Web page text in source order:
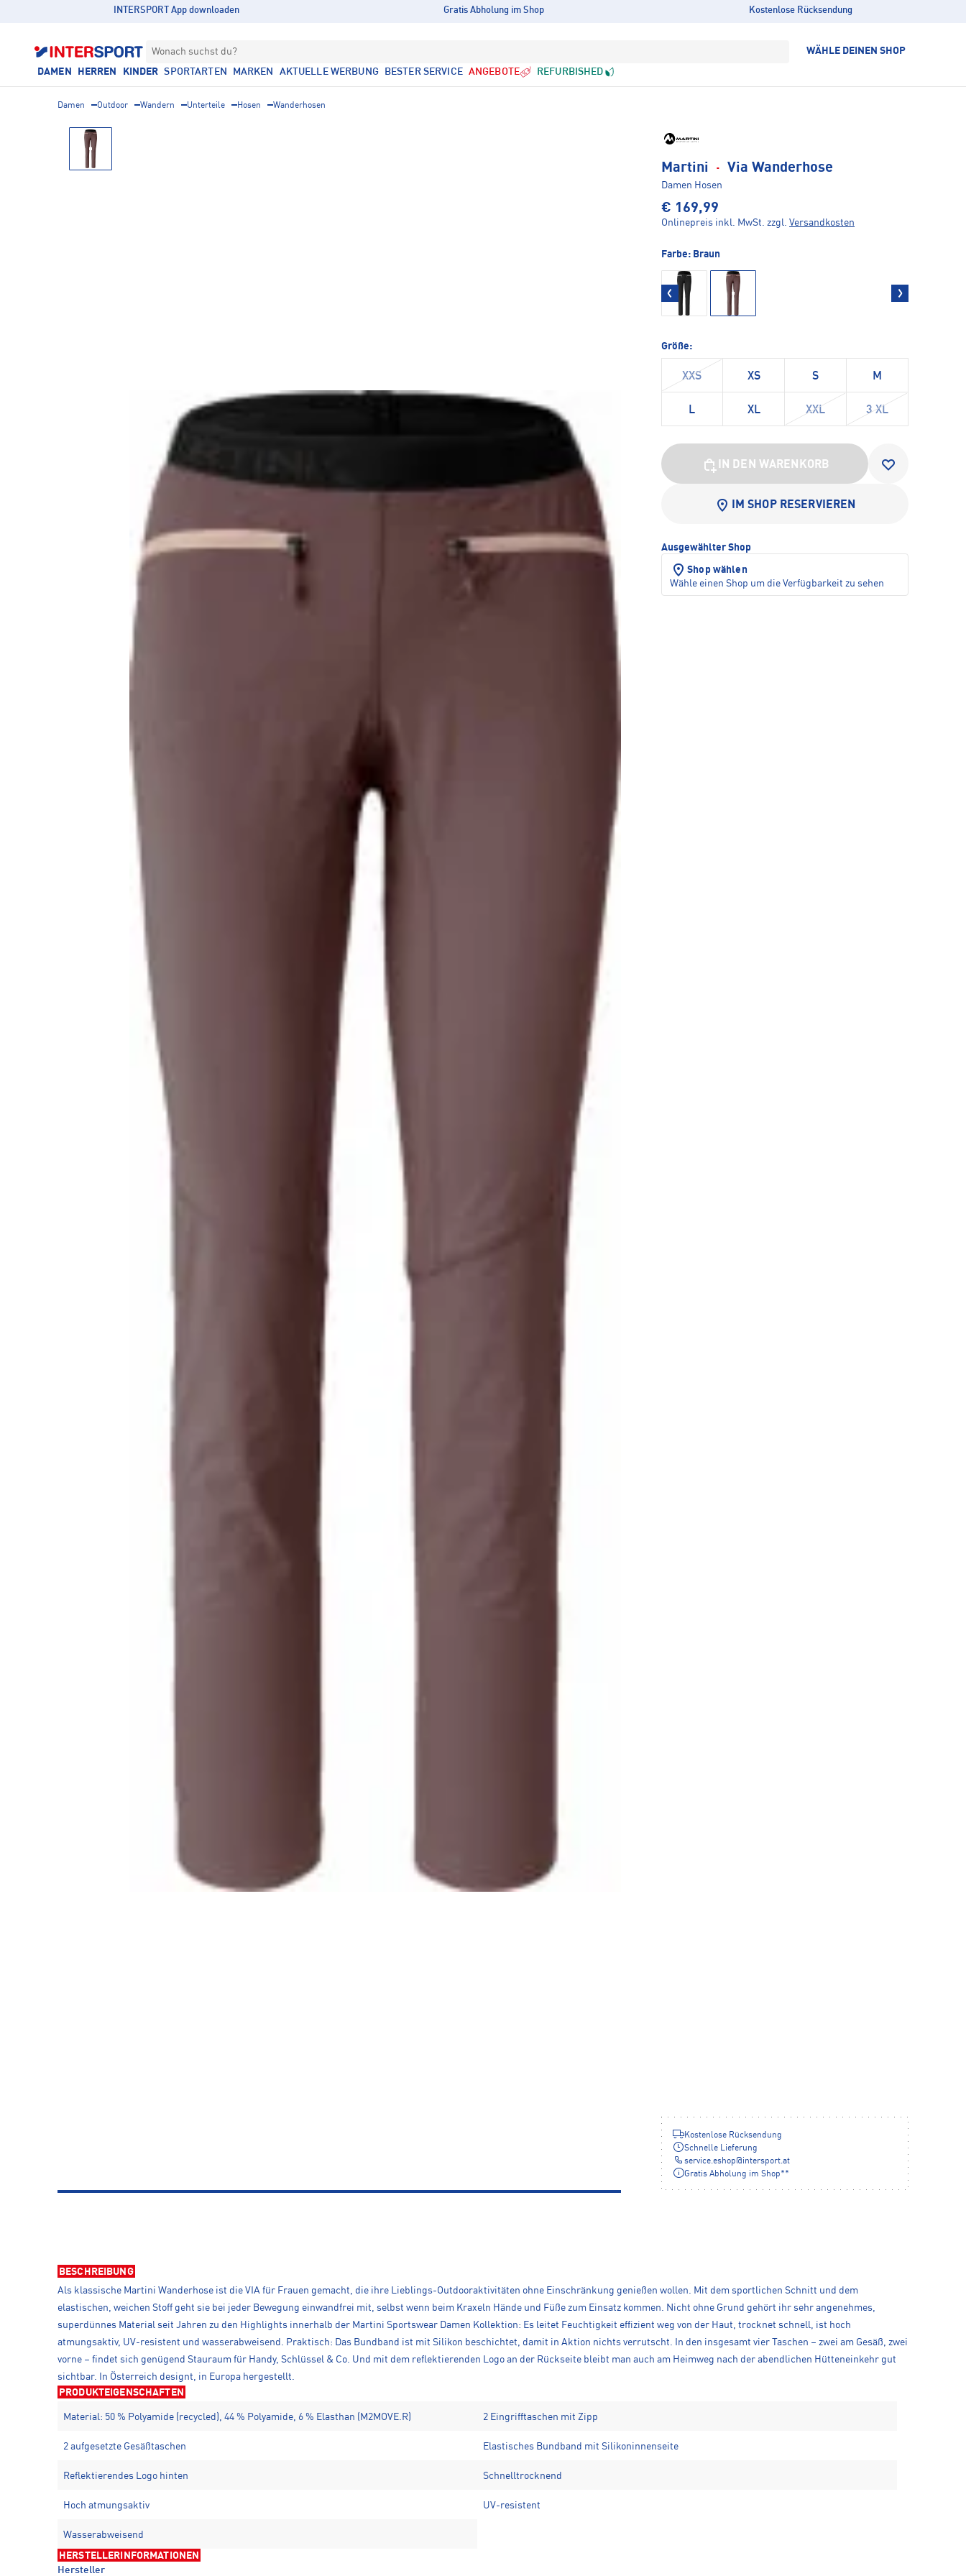
INTERSPORT App downloaden Gratis Abholung im Shop Kostenlose Rücksendung
Wonach suchst du? WÄHLE DEINEN SHOP
DAMEN HERREN KINDER SPORTARTEN MARKEN AKTUELLE WERBUNG BESTER SERVICE ANGEBOTE REFURBISHED
Damen Outdoor Wandern Unterteile Hosen Wanderhosen
Martini · Via Wanderhose
Damen Hosen
€ 169,99
Onlinepreis inkl. MwSt. zzgl. Versandkosten
Farbe: Braun
Größe:
XXS XS S M
L XL XXL 3 XL
IN DEN WARENKORB
IM SHOP RESERVIEREN
Ausgewählter Shop
Shop wählen
Wähle einen Shop um die Verfügbarkeit zu sehen
Kostenlose Rücksendung
Schnelle Lieferung
service.eshop@intersport.at
Gratis Abholung im Shop**
BESCHREIBUNG
Als klassische Martini Wanderhose ist die VIA für Frauen gemacht, die ihre Lieblings-Outdooraktivitäten ohne Einschränkung genießen wollen. Mit dem sportlichen Schnitt und dem
elastischen, weichen Stoff geht sie bei jeder Bewegung einwandfrei mit, selbst wenn beim Kraxeln Hände und Füße zum Einsatz kommen. Nicht ohne Grund gehört ihr sehr angenehmes,
superdünnes Material seit Jahren zu den Highlights innerhalb der Martini Sportswear Damen Kollektion: Es leitet Feuchtigkeit effizient weg von der Haut, trocknet schnell, ist hoch
atmungsaktiv, UV-resistent und wasserabweisend. Praktisch: Das Bundband ist mit Silikon beschichtet, damit in Aktion nichts verrutscht. In den insgesamt vier Taschen – zwei am Gesäß, zwei
vorne – findet sich genügend Stauraum für Handy, Schlüssel & Co. Und mit dem reflektierenden Logo an der Rückseite bleibt man auch am Heimweg nach der abendlichen Hütteneinkehr gut
sichtbar. In Österreich designt, in Europa hergestellt.
PRODUKTEIGENSCHAFTEN
Material: 50 % Polyamide (recycled), 44 % Polyamide, 6 % Elasthan (M2MOVE.R) 2 Eingrifftaschen mit Zipp
2 aufgesetzte Gesäßtaschen Elastisches Bundband mit Silikoninnenseite
Reflektierendes Logo hinten Schnelltrocknend
Hoch atmungsaktiv UV-resistent
Wasserabweisend
HERSTELLERINFORMATIONEN
Hersteller